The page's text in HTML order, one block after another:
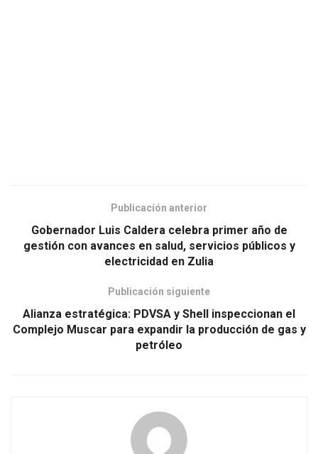
Publicación anterior
Gobernador Luis Caldera celebra primer año de
gestión con avances en salud, servicios públicos y
electricidad en Zulia
Publicación siguiente
Alianza estratégica: PDVSA y Shell inspeccionan el
Complejo Muscar para expandir la producción de gas y
petróleo